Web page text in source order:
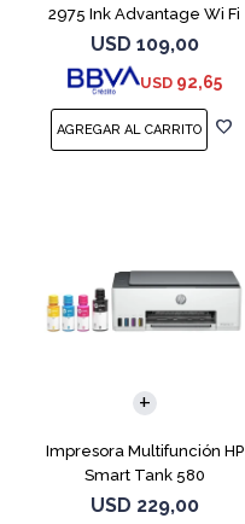
2975 Ink Advantage Wi Fi
USD 109,00
USD 92,65
Impresora Multifunción HP
Smart Tank 580
USD 229,00